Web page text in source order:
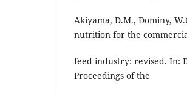
Akiyama, D.M., Dominy,
nutrition for the
feed industry: revised. In:
Proceedings of the